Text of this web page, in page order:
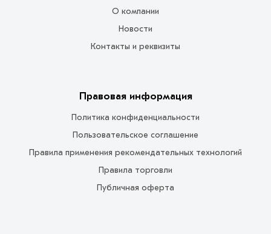
О компании
Новости
Контакты и реквизиты
Правовая информация
Политика конфиденциальности
Пользовательское соглашение
Правила применения рекомендательных технологий
Правила торговли
Публичная оферта